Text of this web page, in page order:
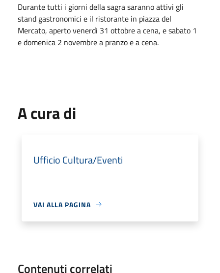
Durante tutti i giorni della sagra saranno attivi gli
stand gastronomici e il ristorante in piazza del
Mercato, aperto venerdì 31 ottobre a cena, e sabato 1
e domenica 2 novembre a pranzo e a cena.
A cura di
Ufficio Cultura/Eventi
VAI ALLA PAGINA
Contenuti correlati